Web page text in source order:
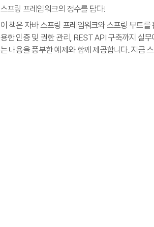
스프링 프레임워크의 정수를 담다!
이 책은 자바 스프링 프레임워크와 스프링 부트
용한 인증 및 권한 관리, REST API 구축까지 실
는 내용을 풍부한 예제와 함께 제공합니다. 지금